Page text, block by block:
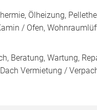
Ölheizung,
/ Ofen,
Beratung, Wartung,
Vermietung /